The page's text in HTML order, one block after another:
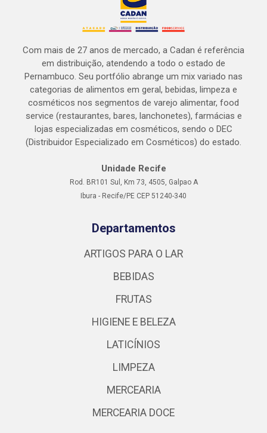
Com mais de 27 anos de mercado, a Cadan é referência
em distribuição, atendendo a todo o estado de
Pernambuco. Seu portfólio abrange um mix variado nas
categorias de alimentos em geral, bebidas, limpeza e
cosméticos nos segmentos de varejo alimentar, food
service (restaurantes, bares, lanchonetes), farmácias e
lojas especializadas em cosméticos, sendo o DEC
(Distribuidor Especializado em Cosméticos) do estado.
Unidade Recife
Rod. BR101 Sul, Km 73, 4505, Galpao A
Ibura - Recife/PE CEP 51240-340
Departamentos
ARTIGOS PARA O LAR
BEBIDAS
FRUTAS
HIGIENE E BELEZA
LATICÍNIOS
LIMPEZA
MERCEARIA
MERCEARIA DOCE